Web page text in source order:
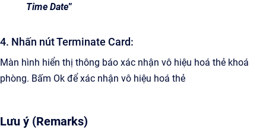
Time Date”
4. Nhấn nút Terminate Card:
Màn hình hiển thị thông báo xác nhận vô hiệu hoá thẻ khoá
phòng. Bấm Ok để xác nhận vô hiệu hoá thẻ
Lưu ý (Remarks)